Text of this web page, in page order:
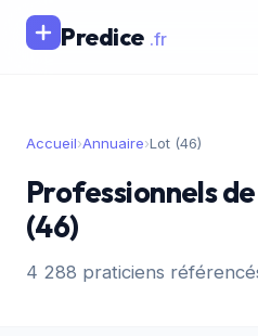
Predice .fr
Accueil›Annuaire›Lot (46)
Professionnels
(46)
4 288 praticiens